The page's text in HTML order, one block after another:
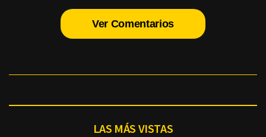
Ver Comentarios
LAS MÁS VISTAS